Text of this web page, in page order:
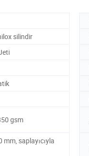
silindir
gsm
saplayıcıyla